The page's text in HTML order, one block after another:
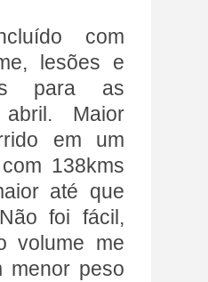
com
lesões e
para as
Maior
em um
138kms
até que
foi fácil,
volume me
menor peso